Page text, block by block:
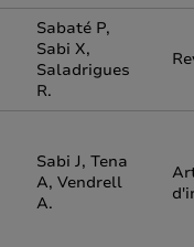
Sabaté P,
Sabi X,
Saladrigues
R.
Sabi J, Tena
A, Vendrell
A.